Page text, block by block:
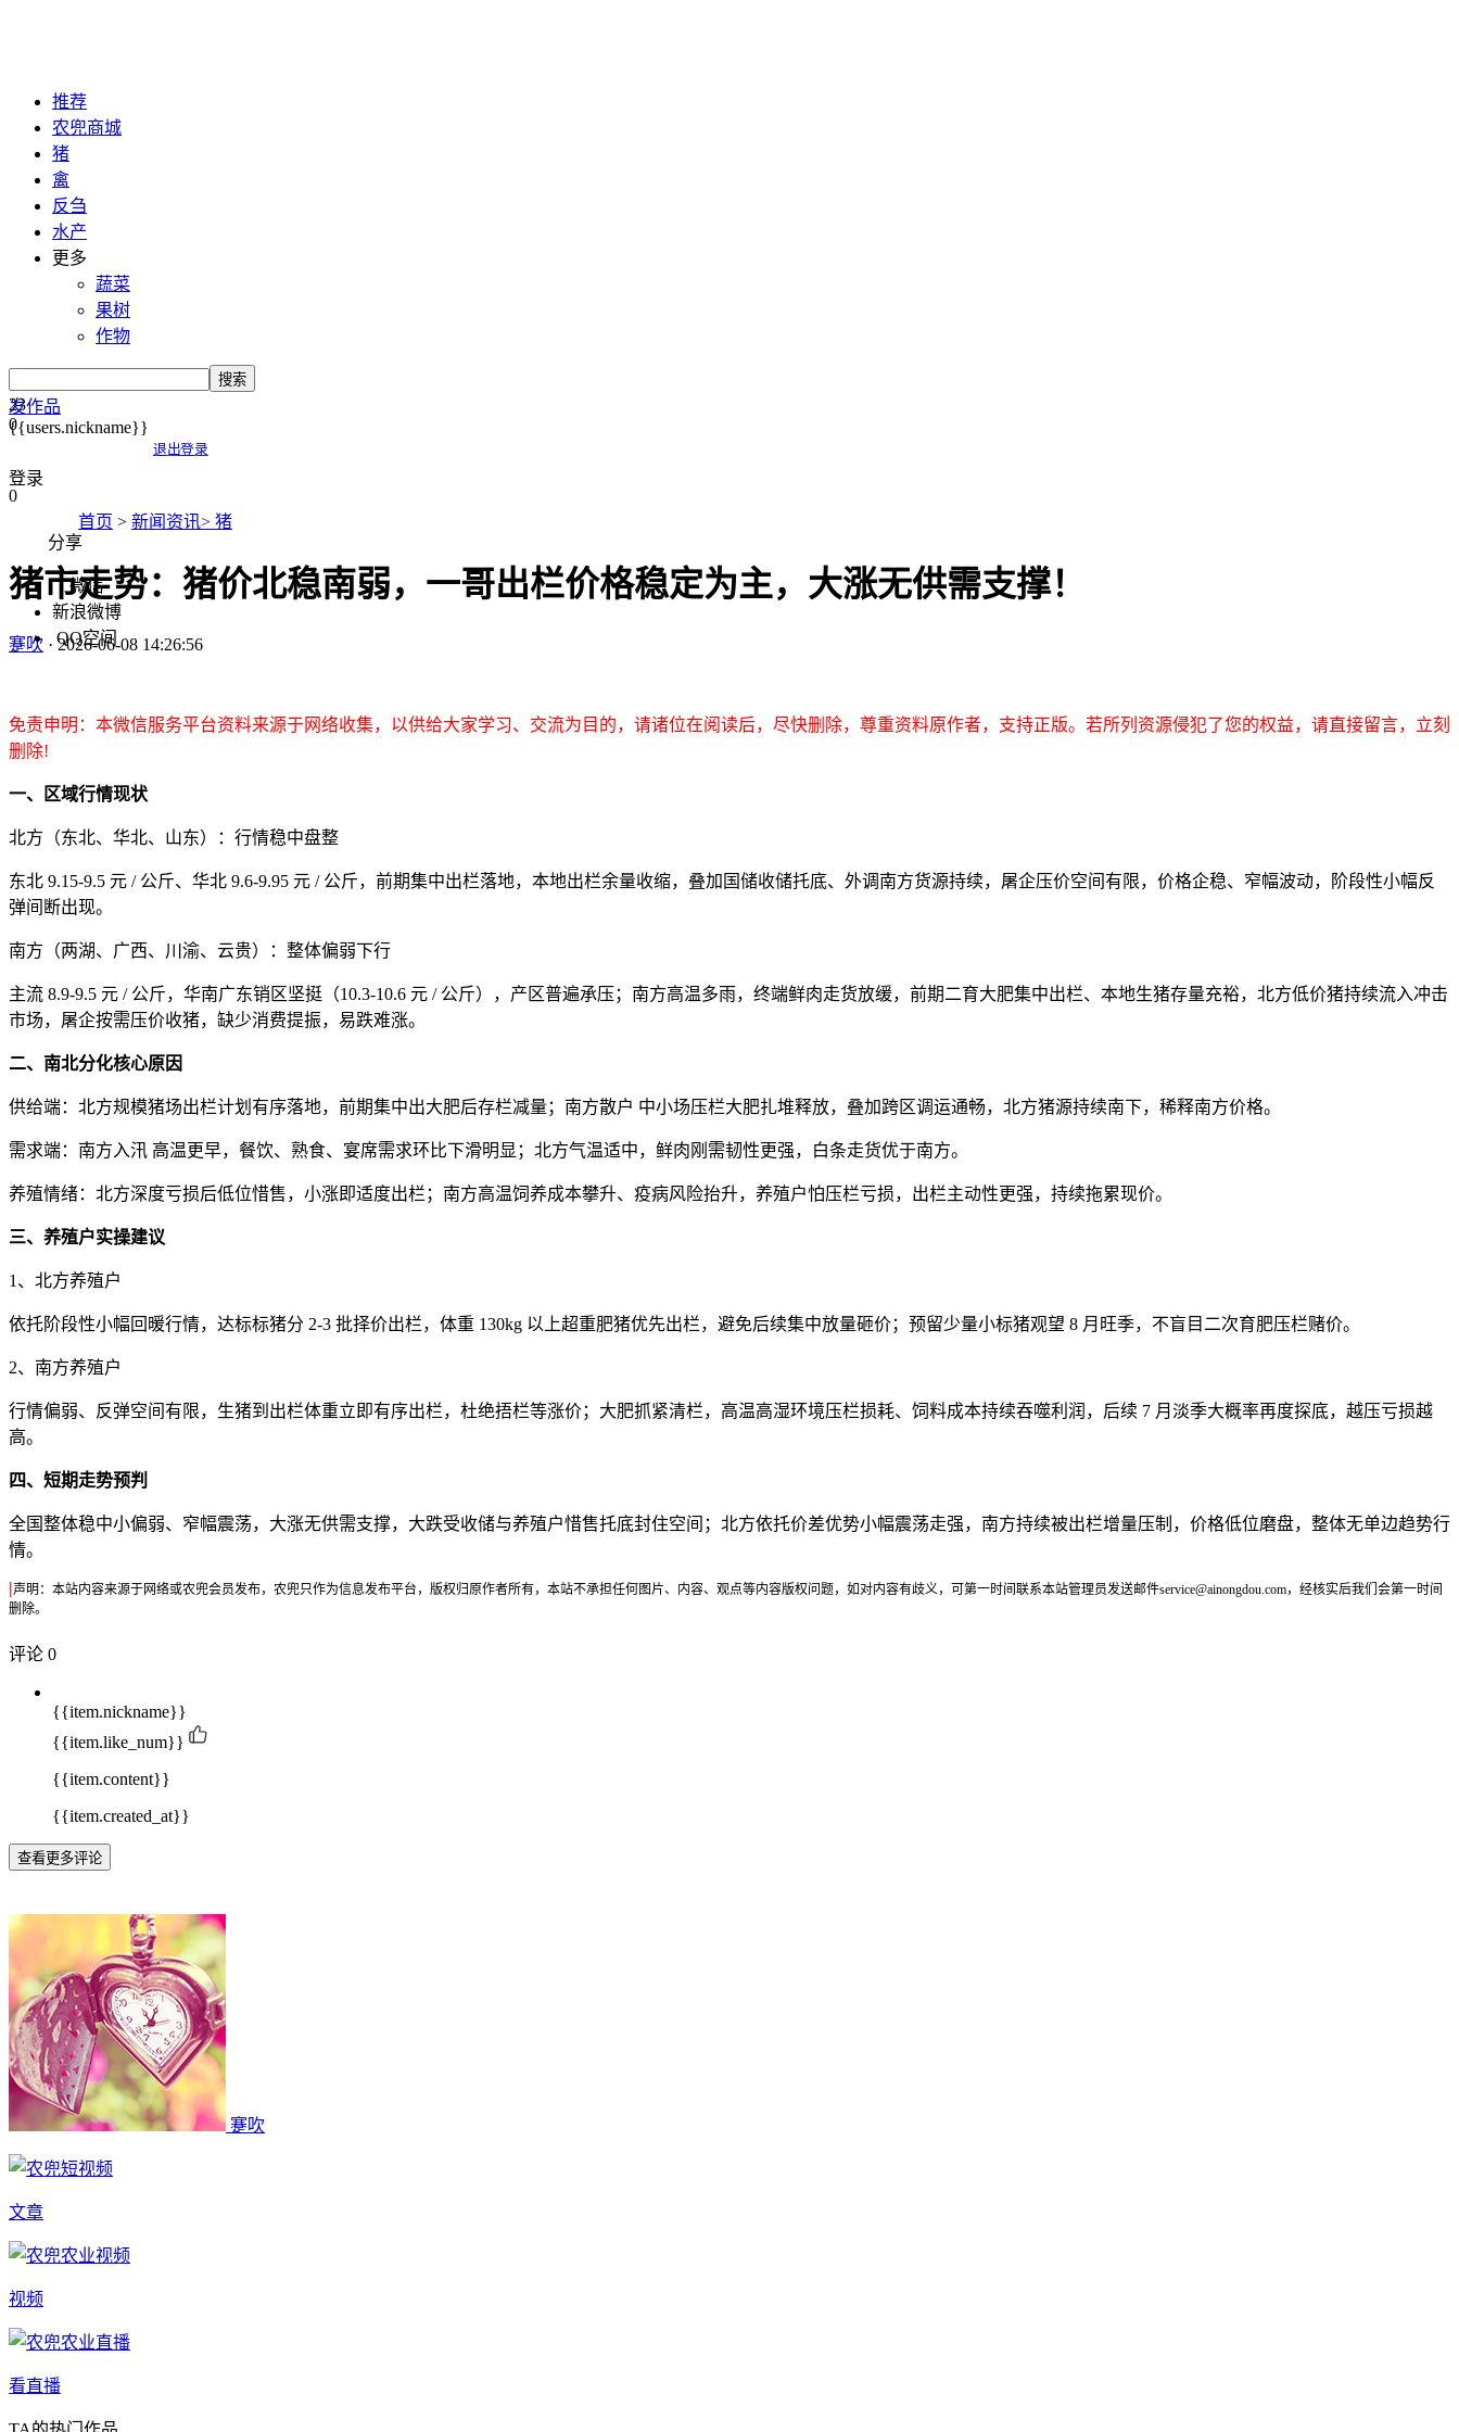
推荐
农兜商城
猪
禽
反刍
水产
更多
蔬菜
果树
作物
搜索
发作品
{{users.nickname}}
退出登录
登录
首页 > 新闻资讯> 猪
23
0
0
分享
微信
新浪微博
QQ空间
猪市走势：猪价北稳南弱，一哥出栏价格稳定为主，大涨无供需支撑！
蹇吹 · 2026-06-08 14:26:56
免责申明：本微信服务平台资料来源于网络收集，以供给大家学习、交流为目的，请诸位在阅读后，尽快删除，尊重资料原作者，支持正版。若所列资源侵犯了您的权益，请直接留言，立刻
删除!
一、区域行情现状
北方（东北、华北、山东）：行情稳中盘整
东北 9.15-9.5 元 / 公斤、华北 9.6-9.95 元 / 公斤，前期集中出栏落地，本地出栏余量收缩，叠加国储收储托底、外调南方货源持续，屠企压价空间有限，价格企稳、窄幅波动，阶段性小幅反
弹间断出现。
南方（两湖、广西、川渝、云贵）：整体偏弱下行
主流 8.9-9.5 元 / 公斤，华南广东销区坚挺（10.3-10.6 元 / 公斤），产区普遍承压；南方高温多雨，终端鲜肉走货放缓，前期二育大肥集中出栏、本地生猪存量充裕，北方低价猪持续流入冲击
市场，屠企按需压价收猪，缺少消费提振，易跌难涨。
二、南北分化核心原因
供给端：北方规模猪场出栏计划有序落地，前期集中出大肥后存栏减量；南方散户 中小场压栏大肥扎堆释放，叠加跨区调运通畅，北方猪源持续南下，稀释南方价格。
需求端：南方入汛 高温更早，餐饮、熟食、宴席需求环比下滑明显；北方气温适中，鲜肉刚需韧性更强，白条走货优于南方。
养殖情绪：北方深度亏损后低位惜售，小涨即适度出栏；南方高温饲养成本攀升、疫病风险抬升，养殖户怕压栏亏损，出栏主动性更强，持续拖累现价。
三、养殖户实操建议
1、北方养殖户
依托阶段性小幅回暖行情，达标标猪分 2-3 批择价出栏，体重 130kg 以上超重肥猪优先出栏，避免后续集中放量砸价；预留少量小标猪观望 8 月旺季，不盲目二次育肥压栏赌价。
2、南方养殖户
行情偏弱、反弹空间有限，生猪到出栏体重立即有序出栏，杜绝捂栏等涨价；大肥抓紧清栏，高温高湿环境压栏损耗、饲料成本持续吞噬利润，后续 7 月淡季大概率再度探底，越压亏损越
高。
四、短期走势预判
全国整体稳中小偏弱、窄幅震荡，大涨无供需支撑，大跌受收储与养殖户惜售托底封住空间；北方依托价差优势小幅震荡走强，南方持续被出栏增量压制，价格低位磨盘，整体无单边趋势行
情。
|声明：本站内容来源于网络或农兜会员发布，农兜只作为信息发布平台，版权归原作者所有，本站不承担任何图片、内容、观点等内容版权问题，如对内容有歧义，可第一时间联系本站管理员发送邮件service@ainongdou.com，经核实后我们会第一时间
删除。
评论 0
{{item.nickname}}
{{item.like_num}}
{{item.content}}
{{item.created_at}}
查看更多评论
蹇吹
文章
视频
看直播